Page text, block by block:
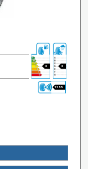
D D
72 DB